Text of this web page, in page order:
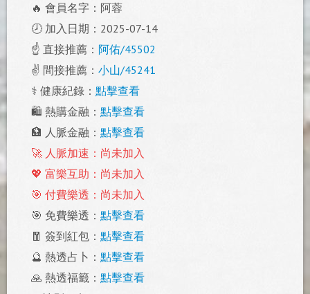
🔥 會員名字：阿蓉
🕗 加入日期：2025-07-14
☝️ 直接推薦： 阿佑/45502
✌️ 間接推薦： 小山/45241
⚕️ 健康紀錄： 點擊查看
🛍️ 熱購金融： 點擊查看
🏦 人脈金融： 點擊查看
🚀 人脈加速：尚未加入
💖 富樂互助：尚未加入
🎯 付費樂透：尚未加入
🎯 免費樂透： 點擊查看
🧧 簽到紅包： 點擊查看
🔮 熱透占卜： 點擊查看
🙏 熱透福籤： 點擊查看